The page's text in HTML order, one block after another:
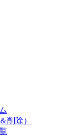
削除）